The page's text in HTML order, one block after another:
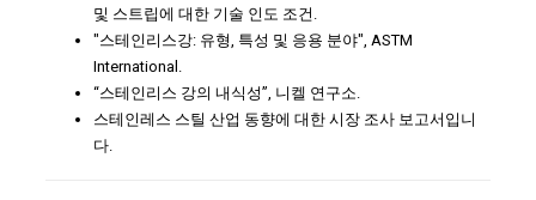
및 스트립에 대한 기술 인도 조건.
"스테인리스강: 유형, 특성 및 응용 분야", ASTM
International.
“스테인리스 강의 내식성”, 니켈 연구소.
스테인레스 스틸 산업 동향에 대한 시장 조사 보고서입니
다.